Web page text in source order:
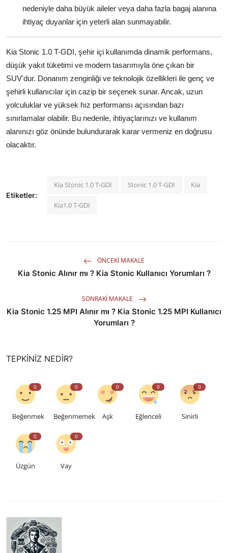
nedeniyle daha büyük aileler veya daha fazla bagaj alanına
ihtiyaç duyanlar için yeterli alan sunmayabilir.
Kia Stonic 1.0 T-GDI, şehir içi kullanımda dinamik performans,
düşük yakıt tüketimi ve modern tasarımıyla öne çıkan bir
SUV'dur. Donanım zenginliği ve teknolojik özellikleri ile genç ve
şehirli kullanıcılar için cazip bir seçenek sunar. Ancak, uzun
yolculuklar ve yüksek hız performansı açısından bazı
sınırlamalar olabilir. Bu nedenle, ihtiyaçlarınızı ve kullanım
alanınızı göz önünde bulundurarak karar vermeniz en doğrusu
olacaktır.
Etiketler:
Kia Stonic 1.0 T-GDI Stonic 1.0 T-GDI Kia
Kia1.0 T-GDI
ÖNCEKI MAKALE
Kia Stonic Alınır mı ? Kia Stonic Kullanıcı Yorumları ?
SONRAKI MAKALE
Kia Stonic 1.25 MPI Alınır mı ? Kia Stonic 1.25 MPI Kullanıcı
Yorumları ?
TEPKINIZ NEDIR?
0
Beğenmek
0
Beğenmemek
0
Aşk
0
Eğlenceli
0
Sinirli
0
Üzgün
0
Vay